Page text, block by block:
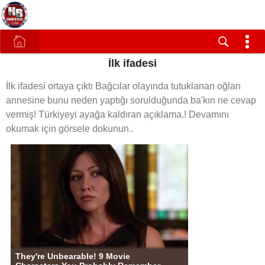
İlk ifadesi
İlk ifadesi ortaya çıktı Bağcılar olayında tutuklanan oğlan
annesine bunu neden yaptığı sorulduğunda ba'kın ne cevap
vermiş! Türkiyeyi ayağa kaldıran açıklama.! Devamını
okumak için görsele dokunun..